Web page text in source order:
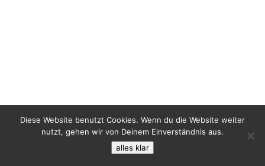
Diese Website benutzt Cookies. Wenn du die Website weiter
nutzt, gehen wir von Deinem Einverständnis aus.
alles klar